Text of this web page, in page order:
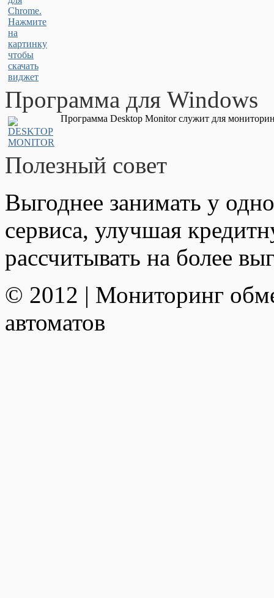
Программа для Windows
Программа Desktop Monitor служит для
Полезный совет
Выгоднее занимать у
сервиса, улучшая
рассчитывать на более
© 2012 | Мониторинг
автоматов